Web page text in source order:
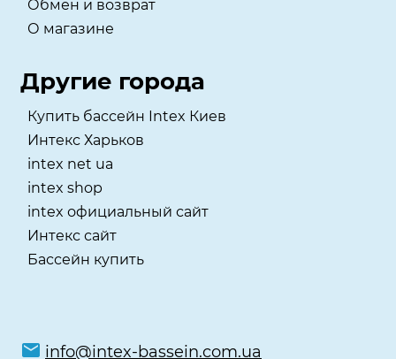
Обмен и возврат
О магазине
Другие города
Купить бассейн Intex Киев
Интекс Харьков
intex net ua
intex shop
intex официальный сайт
Интекс сайт
Бассейн купить
info@intex-bassein.com.ua